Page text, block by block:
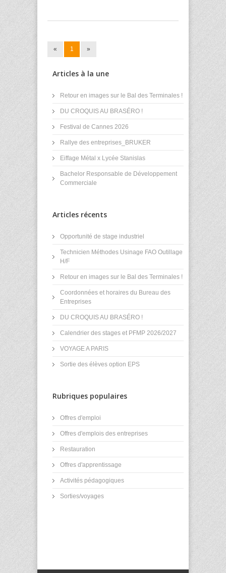
« 1 »
Articles à la une
Retour en images sur le Bal des Terminales !
DU CROQUIS AU BRASÉRO !
Festival de Cannes 2026
Rallye des entreprises_BRUKER
Eiffage Métal x Lycée Stanislas
Bachelor Responsable de Développement
Commerciale
Articles récents
Opportunité de stage industriel
Technicien Méthodes Usinage FAO Outillage
H/F
Retour en images sur le Bal des Terminales !
Coordonnées et horaires du Bureau des
Entreprises
DU CROQUIS AU BRASÉRO !
Calendrier des stages et PFMP 2026/2027
VOYAGE A PARIS
Sortie des élèves option EPS
Rubriques populaires
Offres d'emploi
Offres d'emplois des entreprises
Restauration
Offres d'apprentissage
Activités pédagogiques
Sorties/voyages